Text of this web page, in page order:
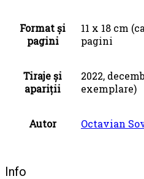
Format și
pagini
11 x 18 cm
pagini
Tiraje și
apariții
2022,
exemplare)
Autor Octavian
Info